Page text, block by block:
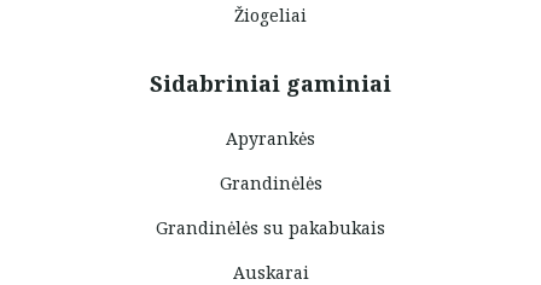
Žiogeliai
Sidabriniai gaminiai
Apyrankės
Grandinėlės
Grandinėlės su pakabukais
Auskarai